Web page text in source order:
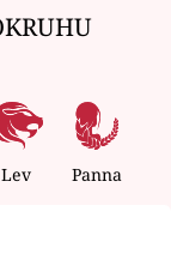
Lev Panna